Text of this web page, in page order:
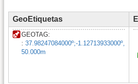
GeoEtiquetas
GEOTAG:
: 37.98247084000º;-1.12713933000º
50.000m